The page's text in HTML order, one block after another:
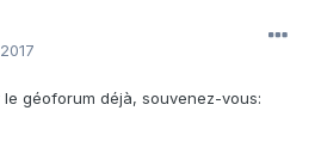
géoforum déjà, souvenez-vous: